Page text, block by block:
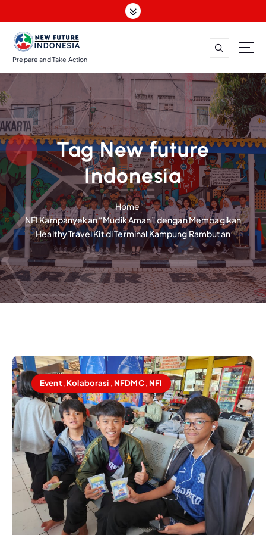
k
o
o
n
t
e
n
t
Prepare and Take Action
Tag New future
Indonesia
Home
NFI Kampanyekan “Mudik Aman” dengan Membagikan
Healthy Travel Kit di Terminal Kampung Rambutan
Event, Kolaborasi , NFDMC, NFI